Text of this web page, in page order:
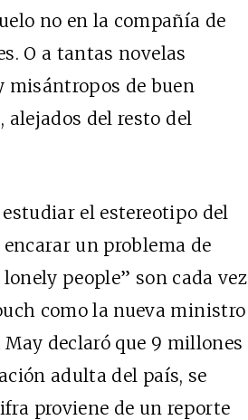
no en la compañía de
. O a tantas novelas
misántropos de buen
alejados del resto del
el estereotipo del
un problema de
people” son cada vez
como la nueva ministro
declaró que 9 millones
adulta del país, se
proviene de un reporte